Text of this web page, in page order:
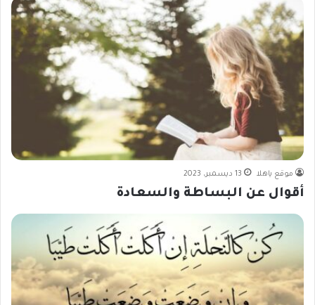
موقع ياهلا 13 ديسمبر، 2023
أقوال عن البساطة والسعادة